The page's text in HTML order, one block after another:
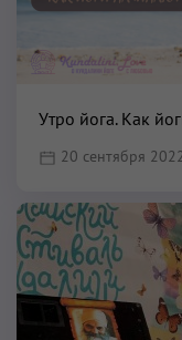
Утро йога. Как
20 сентября 2022